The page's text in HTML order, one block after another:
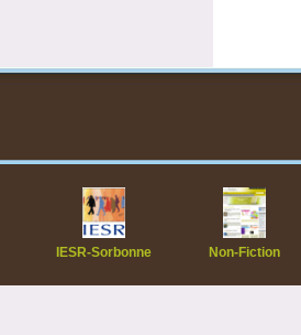
IESR-Sorbonne Non-Fiction